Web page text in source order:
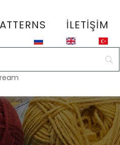
İLETIŞIM